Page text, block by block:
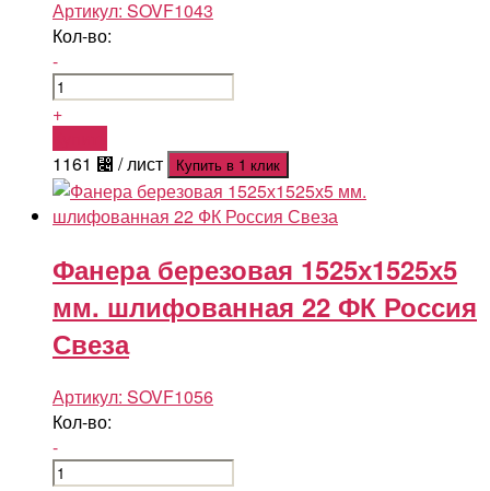
Артикул: SOVF1043
Кол-во:
-
+
1161 ⃄ / лист Купить в 1 клик
Фанера березовая 1525х1525х5
мм. шлифованная 22 ФК Россия
Свеза
Артикул: SOVF1056
Кол-во:
-